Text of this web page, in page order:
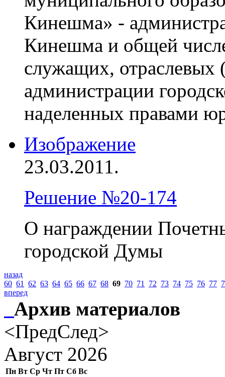
Кинешма» -
Кинешма и общей
служащих, отраслевых
администрации
наделенных правами
Изображение
23.03.2011.
Решение №20-174
О награждении
городской Думы
назад
60 61 62 63 64 65 66 67 68 69 70 71 72 73 74 75 76 77
вперед
Архив материалов
<ПредСлед>
Август 2026
Пн Вт Ср Чт Пт Сб Вс